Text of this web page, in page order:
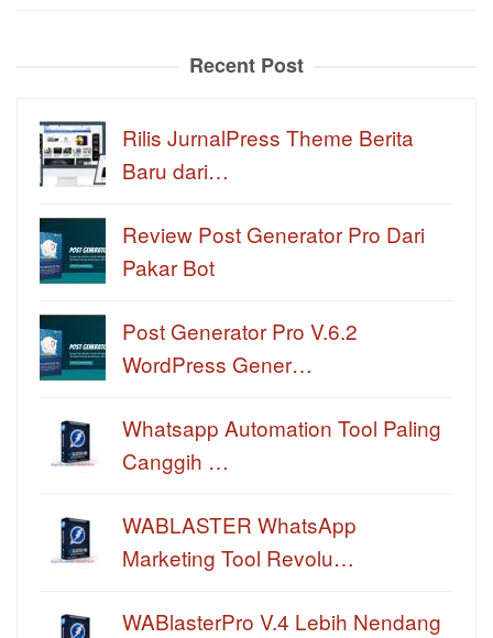
Recent Post
Rilis JurnalPress Theme Berita
Baru dari…
Review Post Generator Pro Dari
Pakar Bot
Post Generator Pro V.6.2
WordPress Gener…
Whatsapp Automation Tool Paling
Canggih …
WABLASTER WhatsApp
Marketing Tool Revolu…
WABlasterPro V.4 Lebih Nendang